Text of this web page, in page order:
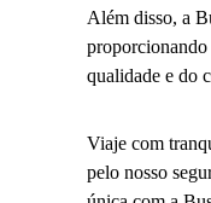
Além disso, a
proporcionando
qualidade e do
Viaje com
pelo nosso